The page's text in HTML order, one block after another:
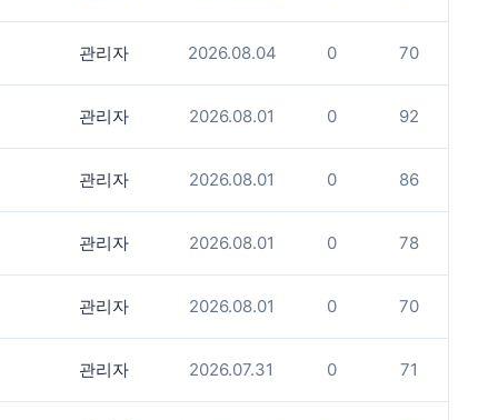
관리자 2026.08.04 0 70
관리자 2026.08.01 0 92
관리자 2026.08.01 0 86
관리자 2026.08.01 0 78
관리자 2026.08.01 0 70
관리자 2026.07.31 0 71